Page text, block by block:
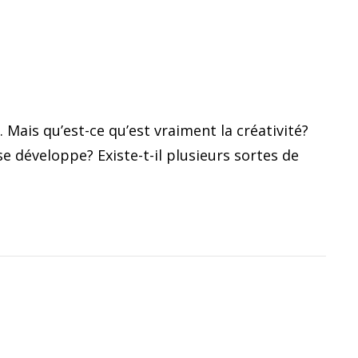
qu’est-ce qu’est vraiment la créativité?
développe? Existe-t-il plusieurs sortes de